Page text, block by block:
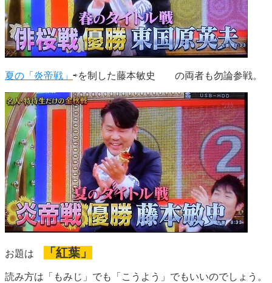
夏の「炎帝戦」 ⇨を制した藤本敏史 の両者も勿論参戦。
お題は 「紅葉」
読み方は「もみじ」でも「こうよう」でもいいのでしょう。